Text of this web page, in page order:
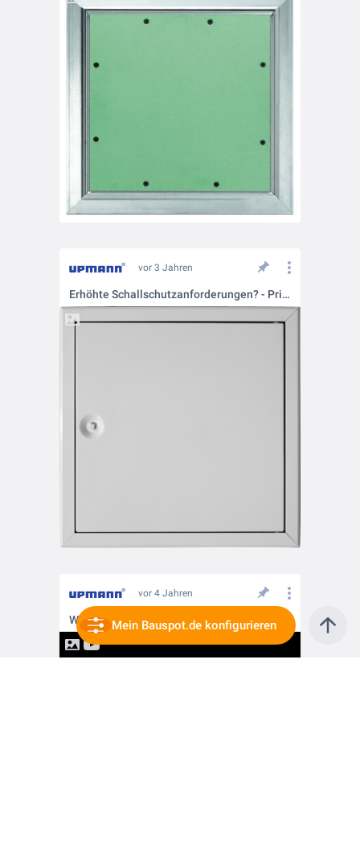
vor 3 Jahren
Erhöhte Schallschutzanforderungen? - Primus Akustik Airproof
vor 4 Jahren
Wand und Decke? - UniSpace 30/90
Mein Bauspot.de konfigurieren